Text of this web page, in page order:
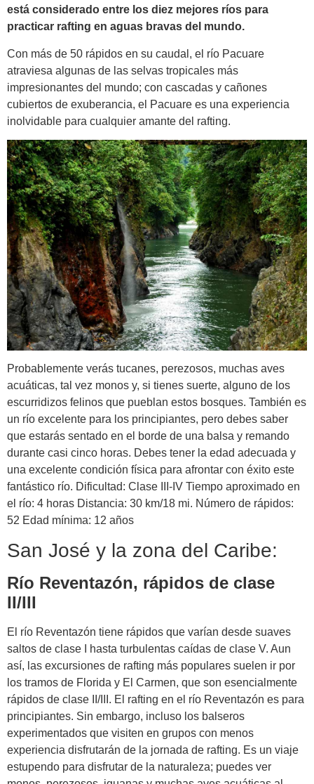
está considerado entre los diez mejores ríos para
practicar rafting en aguas bravas del mundo.
Con más de 50 rápidos en su caudal, el río Pacuare
atraviesa algunas de las selvas tropicales más
impresionantes del mundo; con cascadas y cañones
cubiertos de exuberancia, el Pacuare es una experiencia
inolvidable para cualquier amante del rafting.
Probablemente verás tucanes, perezosos, muchas aves
acuáticas, tal vez monos y, si tienes suerte, alguno de los
escurridizos felinos que pueblan estos bosques. También es
un río excelente para los principiantes, pero debes saber
que estarás sentado en el borde de una balsa y remando
durante casi cinco horas. Debes tener la edad adecuada y
una excelente condición física para afrontar con éxito este
fantástico río. Dificultad: Clase III-IV Tiempo aproximado en
el río: 4 horas Distancia: 30 km/18 mi. Número de rápidos:
52 Edad mínima: 12 años
San José y la zona del Caribe:
Río Reventazón, rápidos de clase
II/III
El río Reventazón tiene rápidos que varían desde suaves
saltos de clase I hasta turbulentas caídas de clase V. Aun
así, las excursiones de rafting más populares suelen ir por
los tramos de Florida y El Carmen, que son esencialmente
rápidos de clase II/III. El rafting en el río Reventazón es para
principiantes. Sin embargo, incluso los balseros
experimentados que visiten en grupos con menos
experiencia disfrutarán de la jornada de rafting. Es un viaje
estupendo para disfrutar de la naturaleza; puedes ver